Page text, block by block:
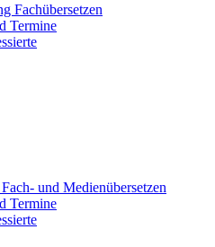
Fachübersetzen
Termine
und Medienübersetzen
Termine